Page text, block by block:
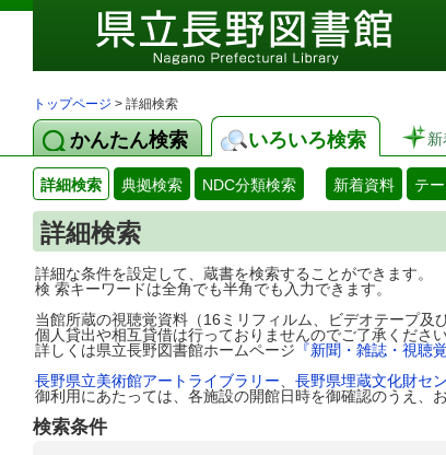
トップページ > 詳細検索
かんたん検索 いろいろ検索
詳細検索 典拠検索 NDC分類検索 新着資料 テ
詳細検索
詳細な条件を設定して、蔵書を検索することができます。
検 索キーワードは全角でも半角でも入力できます。
当館所蔵の視聴覚資料（16ミリフィルム、ビデオテープ及
個人貸出や相互貸借は行っておりませんのでご了承ください
詳しくは県立長野図書館ホームページ 『新聞・雑誌・視聴
長野県立美術館アートライブラリー
長野県埋蔵文化財セ
御利用にあたっては、各施設の開館日時を御確認のうえ、
検索条件